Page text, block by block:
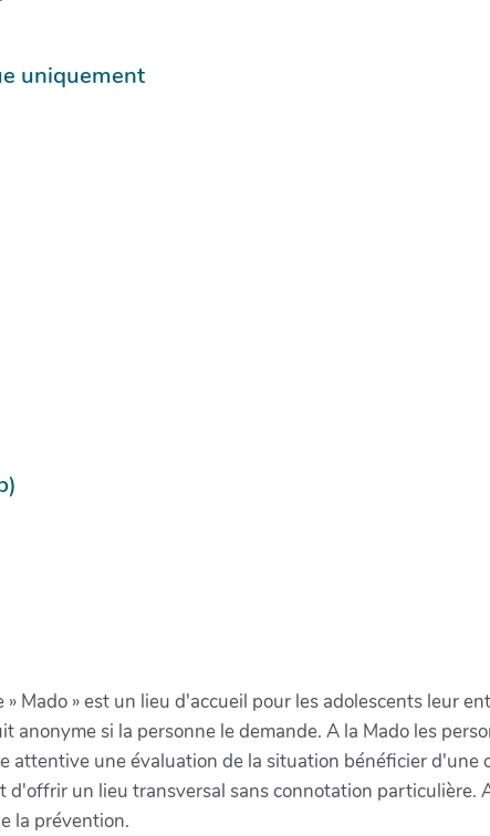
uniquement
Mado » est un lieu d'accueil pour les adolescents leur
anonyme si la personne le demande. A la Mado les
attentive une évaluation de la situation bénéficier d'une
d'offrir un lieu transversal sans connotation particulière.
la prévention.